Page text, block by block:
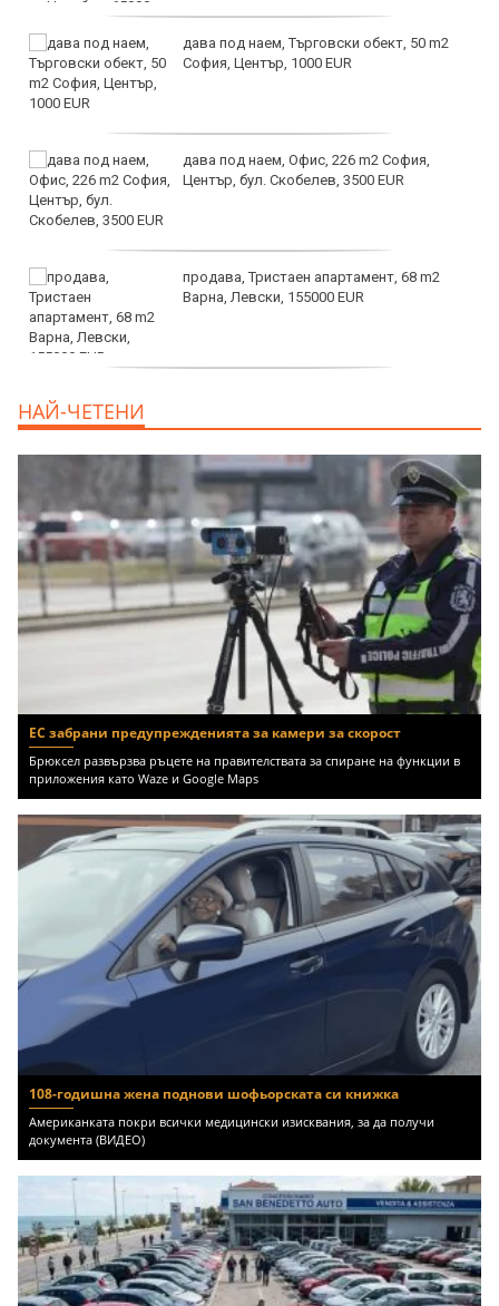
дава под наем, Търговски обект, 50 m2
София, Център, 1000 EUR
дава под наем, Офис, 226 m2 София,
Център, бул. Скобелев, 3500 EUR
продава, Тристаен апартамент, 68 m2
Варна, Левски, 155000 EUR
НАЙ-ЧЕТЕНИ
ЕС забрани предупрежденията за камери за скорост
Брюксел развързва ръцете на правителствата за спиране на функции в
приложения като Waze и Google Maps
108-годишна жена поднови шофьорската си книжка
Американката покри всички медицински изисквания, за да получи
документа (ВИДЕО)